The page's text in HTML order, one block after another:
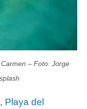
– Foto: Jorge
, Playa del